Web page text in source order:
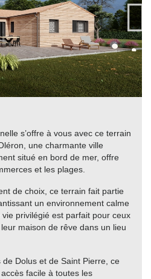
s’offre à vous avec ce terrain
une charmante ville
situé en bord de mer, offre
et les plages.
de choix, ce terrain fait partie
un environnement calme
privilégié est parfait pour ceux
maison de rêve dans un lieu
Dolus et de Saint Pierre, ce
facile à toutes les